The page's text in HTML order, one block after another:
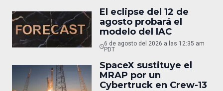
El eclipse del 12 de
agosto probará el
modelo del IAC
6 de agosto del 2026 a las 12:35 am
PDT
SpaceX sustituye el
MRAP por un
Cybertruck en Crew-13